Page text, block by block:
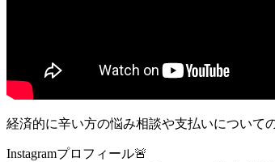
経済的に辛い方の悩み相談や支払いについて
Instagramプロフィール🚨